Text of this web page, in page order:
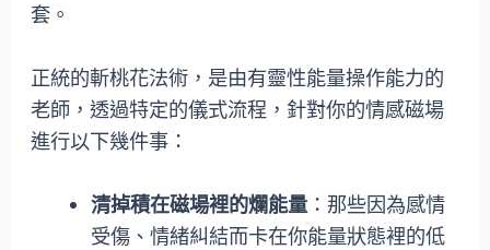
套。
正統的斬桃花法術，是由有靈性能量操作能力的
老師，透過特定的儀式流程，針對你的情感磁場
進行以下幾件事：
清掉積在磁場裡的爛能量：那些因為感情
受傷、情緒糾結而卡在你能量狀態裡的低